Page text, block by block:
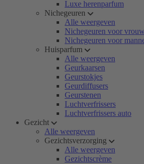
Luxe herenparfum
Nichegeuren
Alle weergeven
Nichegeuren voor
Nichegeuren voor
Huisparfum
Alle weergeven
Geurkaarsen
Geurstokjes
Geurdiffusers
Geurstenen
Luchtverfrissers
Luchtverfrissers auto
Gezicht
Alle weergeven
Gezichtsverzorging
Alle weergeven
Gezichtscrème